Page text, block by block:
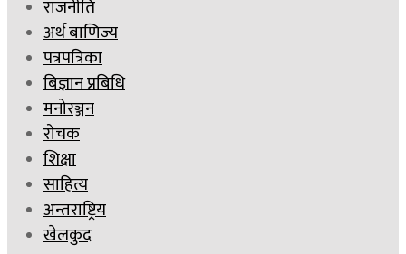
राजनीति
अर्थ बाणिज्य
पत्रपत्रिका
बिज्ञान प्रबिधि
मनोरञ्जन
रोचक
शिक्षा
साहित्य
अन्तराष्ट्रिय
खेलकुद